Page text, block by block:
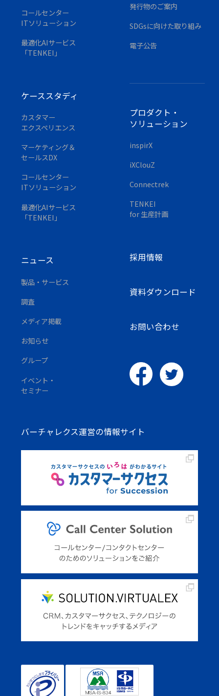
コールセンター
ITソリューション
最適化AIサービス
「TENKEI」
ケーススタディ
カスタマー
エクスペリエンス
マーケティング＆
セールスDX
コールセンター
ITソリューション
最適化AIサービス
「TENKEI」
ニュース
製品・サービス
調査
メディア掲載
お知らせ
グループ
イベント・
セミナー
発行物のご案内
SDGsに向けた取り組み
電子公告
プロダクト・
ソリューション
inspirX
iXClouZ
Connectrek
TENKEI
for 生産計画
採用情報
資料ダウンロード
お問い合わせ
バーチャレクス運営の情報サイト